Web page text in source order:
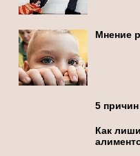
Мнение
5
Как